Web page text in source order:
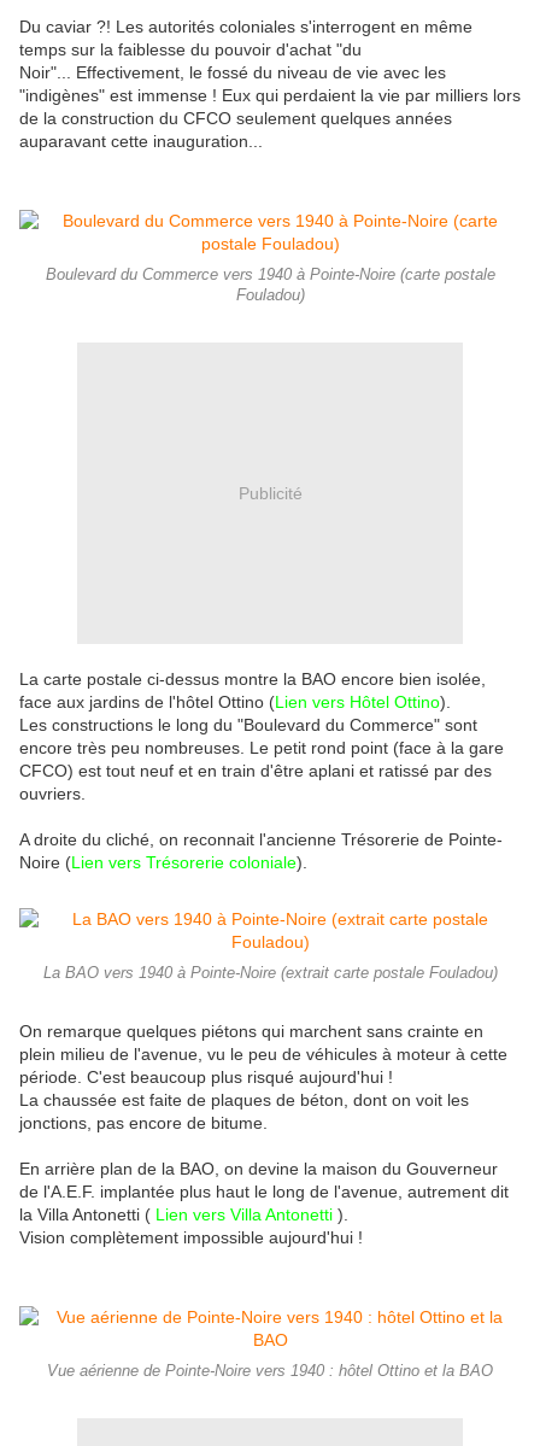
Du caviar ?! Les autorités coloniales s'interrogent en même
temps sur la faiblesse du pouvoir d'achat "du
Noir"... Effectivement, le fossé du niveau de vie avec les
"indigènes" est immense ! Eux qui perdaient la vie par milliers lors
de la construction du CFCO seulement quelques années
auparavant cette inauguration...
Boulevard du Commerce vers 1940 à Pointe-Noire (carte postale
Fouladou)
Publicité
La carte postale ci-dessus montre la BAO encore bien isolée,
face aux jardins de l'hôtel Ottino (Lien vers Hôtel Ottino).
Les constructions le long du "Boulevard du Commerce" sont
encore très peu nombreuses. Le petit rond point (face à la gare
CFCO) est tout neuf et en train d'être aplani et ratissé par des
ouvriers.
A droite du cliché, on reconnait l'ancienne Trésorerie de Pointe-
Noire (Lien vers Trésorerie coloniale).
La BAO vers 1940 à Pointe-Noire (extrait carte postale Fouladou)
On remarque quelques piétons qui marchent sans crainte en
plein milieu de l'avenue, vu le peu de véhicules à moteur à cette
période. C'est beaucoup plus risqué aujourd'hui !
La chaussée est faite de plaques de béton, dont on voit les
jonctions, pas encore de bitume.
En arrière plan de la BAO, on devine la maison du Gouverneur
de l'A.E.F. implantée plus haut le long de l'avenue, autrement dit
la Villa Antonetti ( Lien vers Villa Antonetti ).
Vision complètement impossible aujourd'hui !
Vue aérienne de Pointe-Noire vers 1940 : hôtel Ottino et la BAO